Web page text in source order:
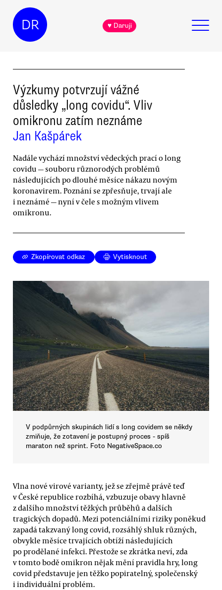
DR ♥ Daruji
Výzkumy potvrzují vážné
důsledky „long covidu“. Vliv
omikronu zatím neznáme
Jan Kašpárek
Nadále vychází množství vědeckých prací o long
covidu — souboru různorodých problémů
následujících po dlouhé měsíce nákazu novým
koronavirem. Poznání se zpřesňuje, trvají ale
i neznámé — nyní v čele s možným vlivem
omikronu.
Zkopírovat odkaz Vytisknout
V podpůrných skupinách lidí s long covidem se někdy
zmiňuje, že zotavení je postupný proces - spíš
maraton než sprint. Foto NegativeSpace.co
Vlna nové virové varianty, jež se zřejmě právě teď
v České republice rozbíhá, vzbuzuje obavy hlavně
z dalšího množství těžkých průběhů a dalších
tragických dopadů. Mezi potenciálními riziky poněkud
zapadá takzvaný long covid, rozsáhlý shluk různých,
obvykle měsíce trvajících obtíží následujících
po prodělané infekci. Přestože se zkrátka neví, zda
v tomto bodě omikron nějak mění pravidla hry, long
covid představuje jen těžko popiratelný, společenský
i individuální problém.